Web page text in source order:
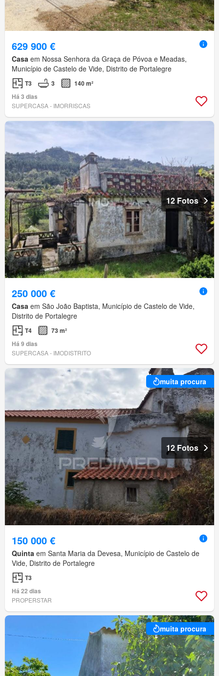
629 900 €
Casa em Nossa Senhora da Graça de Póvoa e Meadas,
Município de Castelo de Vide, Distrito de Portalegre
T3 3
140 m²
Há 3 dias
SUPERCASA - IMORRISCAS
12 Fotos
250 000 €
Casa em São João Baptista, Município de Castelo de Vide,
Distrito de Portalegre
T4
73 m²
Há 9 dias
SUPERCASA - IMODISTRITO
muita procura
12 Fotos
150 000 €
Quinta em Santa Maria da Devesa, Município de Castelo de
Vide, Distrito de Portalegre
T3
Há 22 dias
PROPERSTAR
muita procura